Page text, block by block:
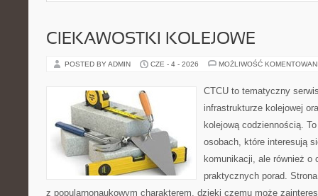
CIEKAWOSTKI KOLEJOWE
POSTED BY ADMIN CZE - 4 - 2026 MOŻLIWOŚĆ
CTCU to tematyczny
infrastrukturze kolejowej
kolejową codziennością.
osobach, które interesują
komunikacji, ale również
praktycznych porad.
z popularnonaukowym charakterem, dzięki czemu może